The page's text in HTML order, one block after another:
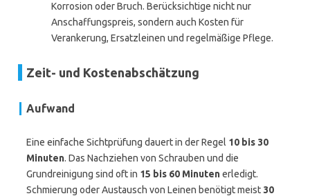
Korrosion oder Bruch. Berücksichtige nicht nur
Anschaffungspreis, sondern auch Kosten für
Verankerung, Ersatzleinen und regelmäßige Pflege.
Zeit- und Kostenabschätzung
Aufwand
Eine einfache Sichtprüfung dauert in der Regel 10 bis 30
Minuten. Das Nachziehen von Schrauben und die
Grundreinigung sind oft in 15 bis 60 Minutenerledigt.
Schmierung oder Austausch von Leinen benötigt meist 30